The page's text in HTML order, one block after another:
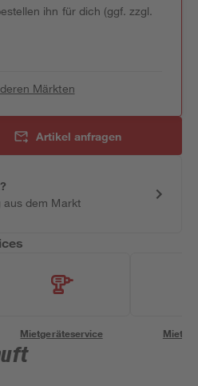
ihn für dich (ggf. zzgl.
Märkten
Artikel anfragen
aus dem Markt
Mietgeräteservice